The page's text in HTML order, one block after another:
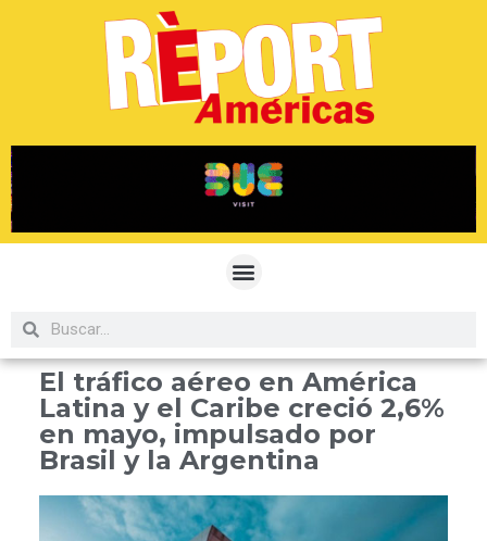
El tráfico aéreo en América
Latina y el Caribe creció 2,6%
en mayo, impulsado por
Brasil y la Argentina